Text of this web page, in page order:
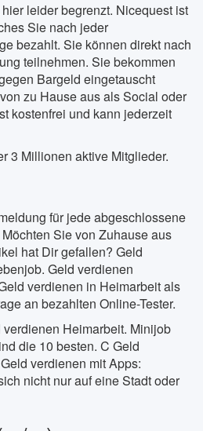
leider begrenzt. Nicequest ist
Sie nach jeder
bezahlt. Sie können direkt nach
teilnehmen. Sie bekommen
Bargeld eingetauscht
zu Hause aus als Social oder
kostenfrei und kann jederzeit
3 Millionen aktive Mitglieder.
für jede abgeschlossene
Sie von Zuhause aus
hat Dir gefallen? Geld
Geld verdienen
verdienen in Heimarbeit als
an bezahlten Online-Tester.
Heimarbeit. Minijob
die 10 besten. C Geld
verdienen mit Apps:
nicht nur auf eine Stadt oder